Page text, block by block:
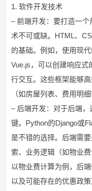
1. 软件开发技术
– 前端开发：要打造一
术不可或缺。HTML、
的基础。例如，使用现
Vue.js，可以创建响应
行交互。这些框架能够
（如房屋列表、费用明
– 后端开发：对于后端
键。Python的Django或
是不错的选择。后端需
索、业务逻辑（如物业
以物业费计算为例，后
以及可能存在的优惠政